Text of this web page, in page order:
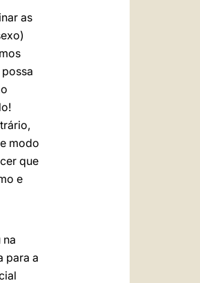
as
modo
que
e
na
para a